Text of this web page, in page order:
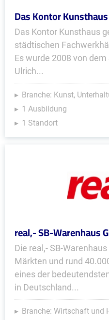
Das Kontor Kunsthaus
Das Kontor Kunsthaus
städtischen
Es wurde 2008 von
Ulrich...
Branche: Kunst,
1 Ausbildung
1 Standort
real,- SB-Warenhaus
Die real,- SB-
Märkten und rund
eines der
in Deutschland...
Branche: Wirtschaft und